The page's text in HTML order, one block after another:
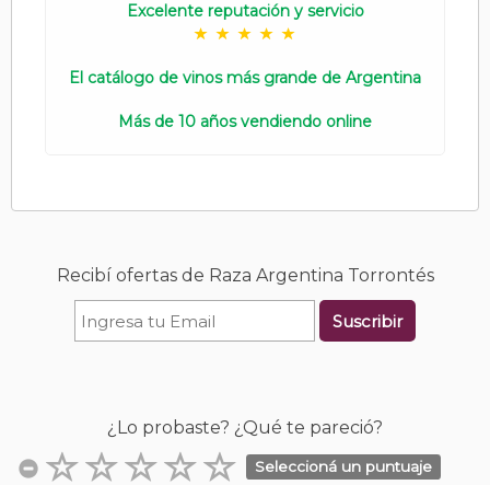
Excelente reputación y servicio
El catálogo de vinos más grande de Argentina
Más de 10 años vendiendo online
Recibí ofertas de Raza Argentina Torrontés
Suscribir
¿Lo probaste? ¿Qué te pareció?
Seleccioná un puntuaje